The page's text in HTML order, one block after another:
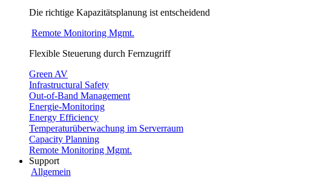
Die richtige Kapazitätsplanung ist entscheidend
Remote Monitoring Mgmt.
Flexible Steuerung durch Fernzugriff
Green AV
Infrastructural Safety
Out-of-Band Management
Energie-Monitoring
Energy Efficiency
Temperaturüberwachung im Serverraum
Capacity Planning
Remote Monitoring Mgmt.
Support
Allgemein